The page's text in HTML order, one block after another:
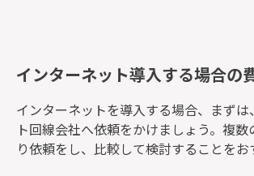
インターネット導入する場合の
インターネットを導入する場合、まずは
ト回線会社へ依頼をかけましょう。複数
り依頼をし、比較して検討することをお